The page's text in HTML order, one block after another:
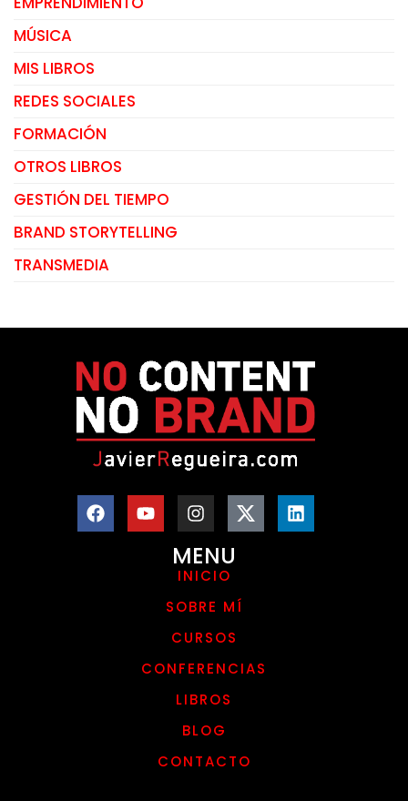
MÚSICA
MIS LIBROS
REDES SOCIALES
FORMACIÓN
OTROS LIBROS
GESTIÓN DEL TIEMPO
BRAND STORYTELLING
TRANSMEDIA
MENU
INICIO
SOBRE MÍ
CURSOS
CONFERENCIAS
LIBROS
BLOG
CONTACTO